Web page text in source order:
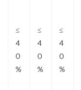
≤
4
0
%
≤
4
0
%
≤
4
0
%